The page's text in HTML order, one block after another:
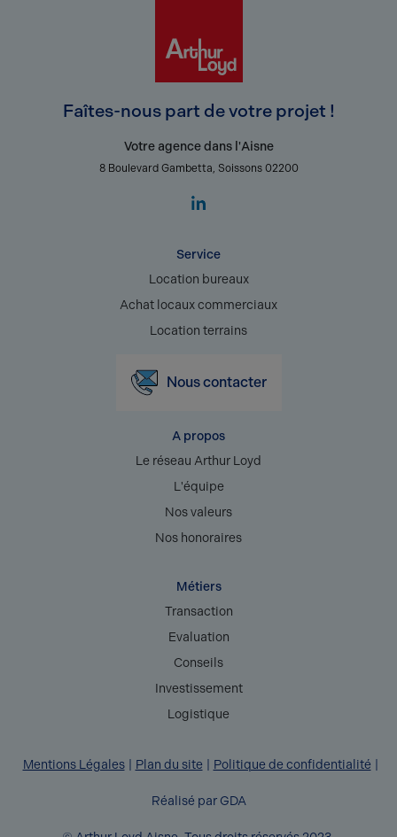
Faîtes-nous part de votre projet !
Votre agence dans l'Aisne
8 Boulevard Gambetta, Soissons 02200
Service
Location bureaux
Achat locaux commerciaux
Location terrains
Nous contacter
A propos
Le réseau Arthur Loyd
L'équipe
Nos valeurs
Nos honoraires
Métiers
Transaction
Evaluation
Conseils
Investissement
Logistique
Mentions Légales Plan du site Politique de confidentialité
Réalisé par GDA